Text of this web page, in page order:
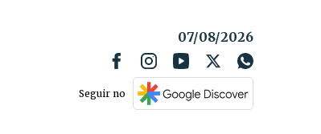
07/08/2026
Seguir no